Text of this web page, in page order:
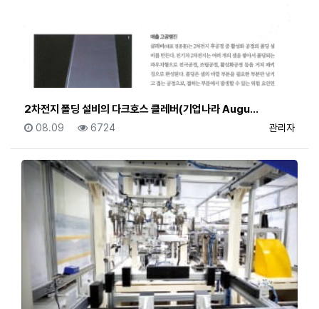
2차전지 폴딩 설비의 다크호스 클레버(기업나라 Augu…
등록자
관리자
등록일
08.09 조회
6724